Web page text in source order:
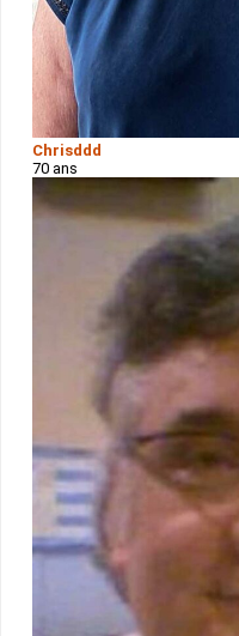
Chrisddd
70 ans